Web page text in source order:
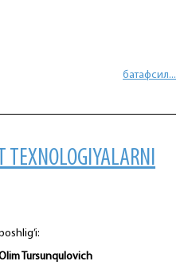
батафсил...
TEXNOLOGIYALARNI
Tursunqulovich